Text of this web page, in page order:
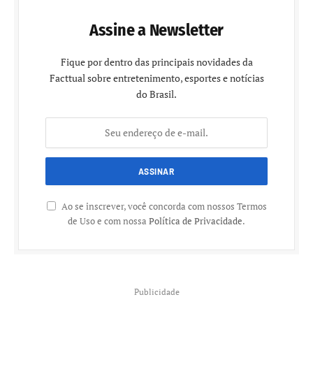
Assine a Newsletter
Fique por dentro das principais novidades da
Facttual sobre entretenimento, esportes e notícias
do Brasil.
Ao se inscrever, você concorda com nossos Termos
de Uso e com nossa Política de Privacidade.
Publicidade